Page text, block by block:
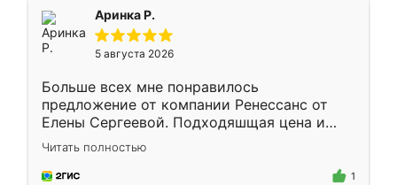
Аринка Р.
5 августа 2026
Больше всех мне понравилось
предложение от компании Ренессанс от
Елены Сергеевой. Подходяшщая цена и
короткие сроки изготовления. Приехавший
для замера сотрудник Владислав
предложил по моему эскизу самый
Читать полностью
1